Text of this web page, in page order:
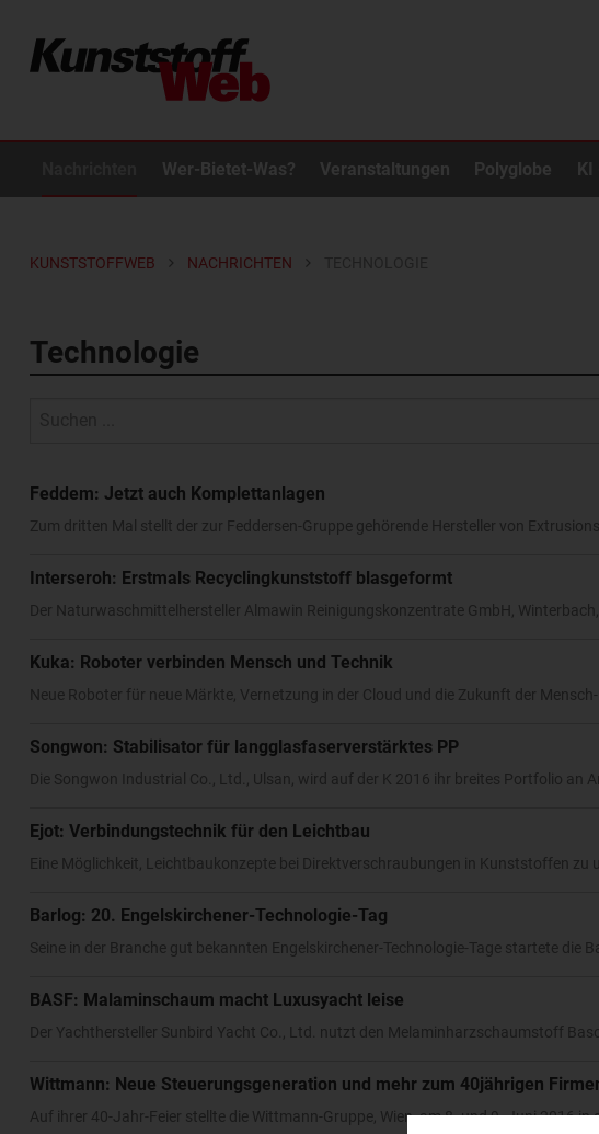
Wer-Bietet-Was? Veranstaltungen Polyglobe KI
KUNSTSTOFFWEB NACHRICHTEN
Technologie
Feddem: Jetzt auch Komplettanlagen
Zum dritten Mal stellt der zur Feddersen-Gruppe gehörende Hersteller von
Interseroh: Erstmals Recyclingkunststoff blasgeformt
Der Naturwaschmittelhersteller Almawin Reinigungskonzentrate GmbH,
Kuka: Roboter verbinden Mensch und Technik
Neue Roboter für neue Märkte, Vernetzung in der Cloud und die Zukunft der
Songwon: Stabilisator für langglasfaserverstärktes PP
Die Songwon Industrial Co., Ltd., Ulsan, wird auf der K 2016 ihr breites Portfolio an
Ejot: Verbindungstechnik für den Leichtbau
Eine Möglichkeit, Leichtbaukonzepte bei Direktverschraubungen in Kunststoffen zu
Barlog: 20. Engelskirchener-Technologie-Tag
Seine in der Branche gut bekannten Engelskirchener-Technologie-Tage startete die
BASF: Malaminschaum macht Luxusyacht leise
Der Yachthersteller Sunbird Yacht Co., Ltd. nutzt den Melaminharzschaumstoff
Wittmann: Neue Steuerungsgeneration und mehr zum 40jährigen
Auf ihrer 40-Jahr-Feier stellte die Wittmann-Gruppe, Wien, am 8. und 9. Juni 2016 in